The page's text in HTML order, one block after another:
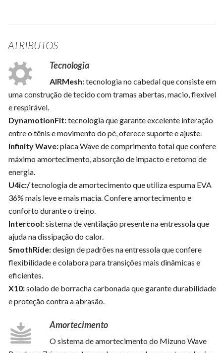
ATRIBUTOS
Tecnologia
AIRMesh:tecnologia no cabedal que consiste em
uma construção de tecido com tramas abertas, macio, flexível
e respirável.
DynamotionFit:tecnologia que garante excelente interação
entre o tênis e movimento do pé, oferece suporte e ajuste.
Infinity Wave:placa Wave de comprimento total que confere
máximo amortecimento, absorção de impacto e retorno de
energia.
U4ic:/tecnologia de amortecimento que utiliza espuma EVA
36% mais leve e mais macia. Confere amortecimento e
conforto durante o treino.
Intercool:sistema de ventilação presente na entressola que
ajuda na dissipação do calor.
SmothRide:design de padrões na entressola que confere
flexibilidade e colabora para transições mais dinâmicas e
eficientes.
X10:solado de borracha carbonada que garante durabilidade
e proteção contra a abrasão.
Amortecimento
O sistema de amortecimento do Mizuno Wave